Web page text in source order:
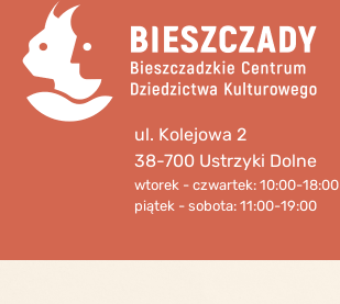
ul. Kolejowa 2
38-700 Ustrzyki Dolne
wtorek - czwartek: 10:00-18:00
piątek - sobota: 11:00-19:00